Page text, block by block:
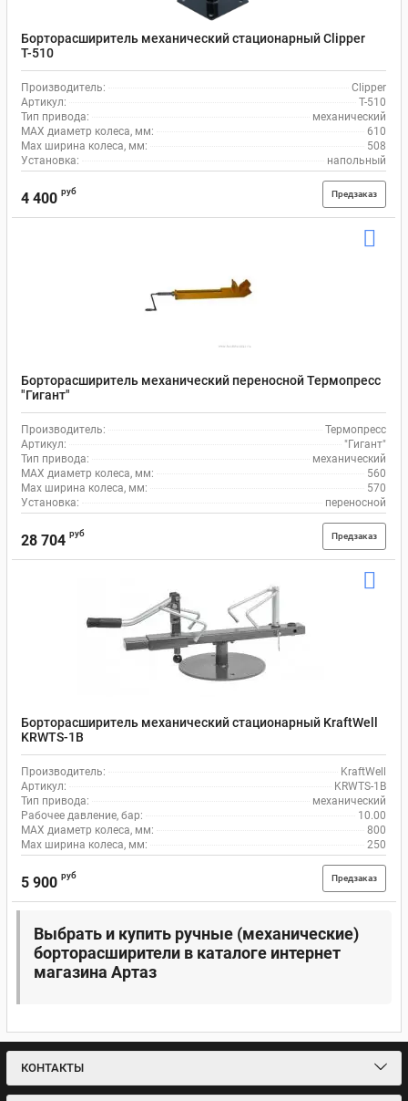
Борторасширитель механический стационарный Clipper
Т-510
Производитель:
Clipper
Артикул:
Т-510
Тип привода:
механический
MAX диаметр колеса, мм:
610
Max ширина колеса, мм:
508
Установка:
напольный
4 400 руб Предзаказ
Борторасширитель механический переносной Термопресс
"Гигант"
Производитель:
Термопресс
Артикул:
"Гигант"
Тип привода:
механический
MAX диаметр колеса, мм:
560
Max ширина колеса, мм:
570
Установка:
переносной
28 704 руб Предзаказ
Борторасширитель механический стационарный KraftWell
KRWTS-1B
Производитель:
KraftWell
Артикул:
KRWTS-1B
Тип привода:
механический
Рабочее давление, бар:
10.00
MAX диаметр колеса, мм:
800
Max ширина колеса, мм:
250
5 900 руб Предзаказ
Выбрать и купить ручные (механические)
борторасширители в каталоге интернет
магазина Артаз
КОНТАКТЫ